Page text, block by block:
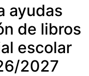
ayudas
de libros
escolar
2027